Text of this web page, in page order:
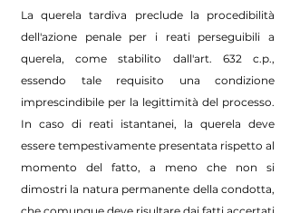
La querela tardiva preclude la procedibilità
dell'azione penale per i reati perseguibili a
querela, come stabilito dall'art. 632 c.p.,
essendo tale requisito una condizione
imprescindibile per la legittimità del processo.
In caso di reati istantanei, la querela deve
essere tempestivamente presentata rispetto al
momento del fatto, a meno che non si
dimostri la natura permanente della condotta,